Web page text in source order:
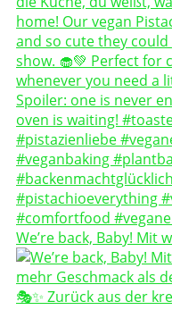
We’re back, Baby! Mit